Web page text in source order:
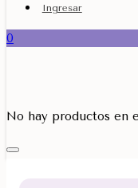
Ingresar
0
No hay productos en